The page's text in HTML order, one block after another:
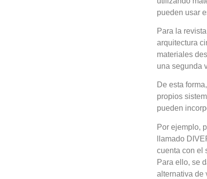
pueden usar
Para la
arquitectura
materiales
una segunda
De esta
propios
pueden
Por ejemplo,
llamado
cuenta con el
Para ello, se
alternativa de